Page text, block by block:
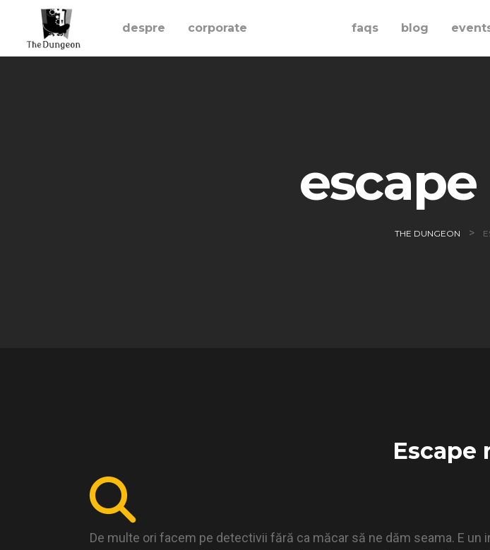
despre corporate faqs blog
THE DUNGEON >
Escape
De multe ori facem pe detectivii fără ca măcar să ne dăm seama. E un